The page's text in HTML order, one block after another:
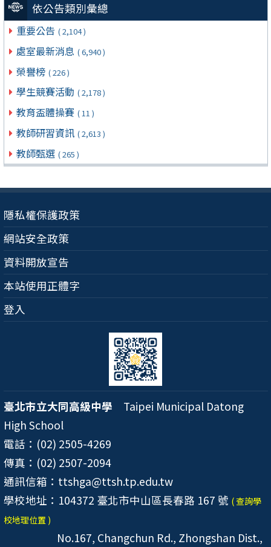
依公告類別彙總
重要公告 ( 2,104 )
處室最新消息 ( 6,940 )
榮譽榜 ( 226 )
學生競賽活動 ( 2,178 )
教育盃體操賽 ( 11 )
教師研習資訊 ( 2,613 )
教師甄選 ( 265 )
隱私權保護政策
網站安全政策
資料開放宣告
本站使用正體字
登入
臺北市立大同高級中學 Taipei Municipal Datong
High School
電話：(02) 2505-4269
傳真：(02) 2507-2094
通訊信箱：ttshga@ttsh.tp.edu.tw
學校地址：104372 臺北市中山區長春路 167 號 ( 查詢學
校地理位置 )
No.167, Changchun Rd., Zhongshan Dist.,